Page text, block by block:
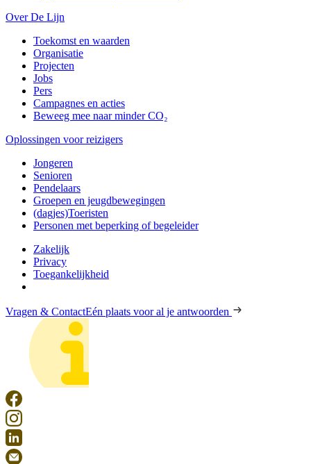
Over De Lijn
Toekomst en waarden
Organisatie
Projecten
Jobs
Pers
Campagnes en acties
Beweeg mee naar minder CO₂
Oplossingen voor reizigers
Jongeren
Senioren
Pendelaars
Groepen en jeugdbewegingen
(dagjes)Toeristen
Personen met beperking of begeleider
Zakelijk
Privacy
Toegankelijkheid
Vragen & ContactEén plaats voor al je antwoorden